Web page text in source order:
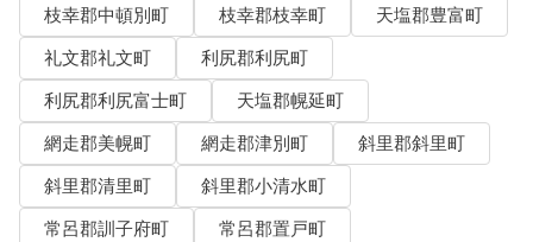
枝幸郡中頓別町
枝幸郡枝幸町
天塩郡豊富町
礼文郡礼文町
利尻郡利尻町
利尻郡利尻富士町
天塩郡幌延町
網走郡美幌町
網走郡津別町
斜里郡斜里町
斜里郡清里町
斜里郡小清水町
常呂郡訓子府町
常呂郡置戸町